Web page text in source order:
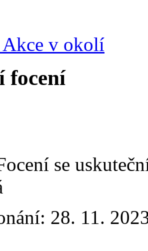
Akce v okolí
focení
se
28. 11.